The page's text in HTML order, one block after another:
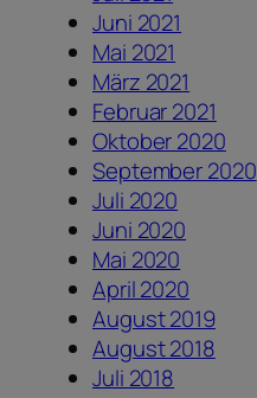
Juni 2021
Mai 2021
März 2021
Februar 2021
Oktober 2020
September 2020
Juli 2020
Juni 2020
Mai 2020
April 2020
August 2019
August 2018
Juli 2018